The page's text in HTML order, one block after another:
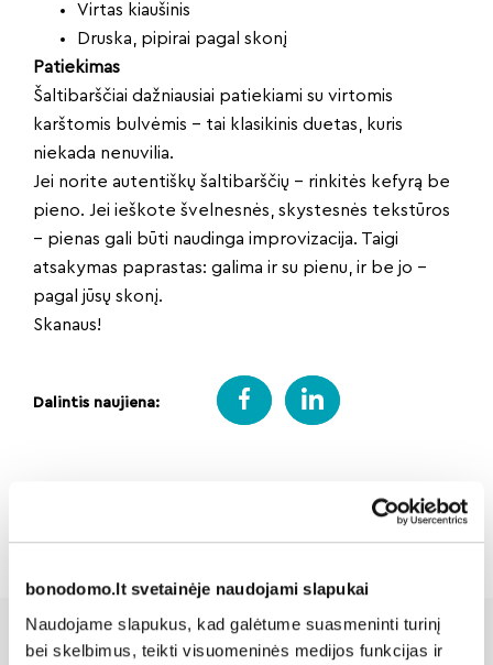
bonodomo.lt svetainėje naudojami slapukai
Naudojame slapukus, kad galėtume suasmeninti turinį
bei skelbimus, teikti visuomeninės medijos funkcijas ir
Virtas kiaušinis
Druska, pipirai pagal skonį
Patiekimas
Šaltibarščiai dažniausiai patiekiami su virtomis
karštomis bulvėmis – tai klasikinis duetas, kuris
niekada nenuvilia.
Jei norite autentiškų šaltibarščių – rinkitės kefyrą be
pieno. Jei ieškote švelnesnės, skystesnės tekstūros
– pienas gali būti naudinga improvizacija. Taigi
atsakymas paprastas: galima ir su pienu, ir be jo –
pagal jūsų skonį.
Skanaus!
Dalintis naujiena: